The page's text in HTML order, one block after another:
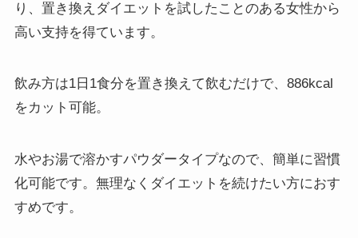
り、置き換えダイエットを試したことのある女性から
高い支持を得ています。
飲み方は1日1食分を置き換えて飲むだけで、886kcal
をカット可能。
水やお湯で溶かすパウダータイプなので、簡単に習慣
化可能です。無理なくダイエットを続けたい方におす
すめです。